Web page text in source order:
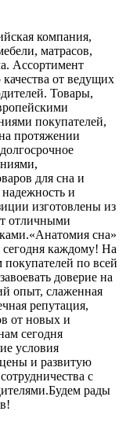
компания,
матрасов,
Ассортимент
от ведущих
Товары,
покупателей,
протяжении
для сна и
надежность и
изготовлены из
отличными
сна»
сегодня каждому! На
по всей
доверие на
опыт, слаженная
репутация,
от новых и
сегодня
условия
и развитую
с
рады